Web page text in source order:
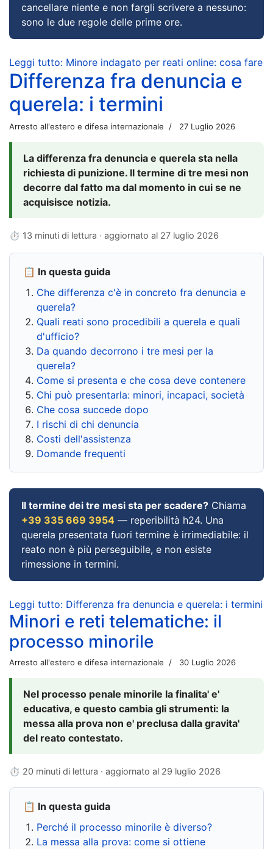
cancellare niente e non fargli scrivere a nessuno:
sono le due regole delle prime ore.
Leggi tutto: Minore indagato per reati online: cosa fare
Differenza fra denuncia e
querela: i termini
Arresto all'estero e difesa internazionale 27 Luglio 2026
La differenza fra denuncia e querela sta nella
richiesta di punizione. Il termine di tre mesi non
decorre dal fatto ma dal momento in cui se ne
acquisisce notizia.
⏱ 13 minuti di lettura · aggiornato al 27 luglio 2026
📋 In questa guida
Che differenza c'è in concreto fra denuncia e
querela?
Quali reati sono procedibili a querela e quali
d'ufficio?
Da quando decorrono i tre mesi per la
querela?
Come si presenta e che cosa deve contenere
Chi può presentarla: minori, incapaci, società
Che cosa succede dopo
I rischi di chi denuncia
Costi dell'assistenza
Domande frequenti
Il termine dei tre mesi sta per scadere? Chiama
+39 335 669 3954 — reperibilità h24. Una
querela presentata fuori termine è irrimediabile: il
reato non è più perseguibile, e non esiste
rimessione in termini.
Leggi tutto: Differenza fra denuncia e querela: i termini
Minori e reti telematiche: il
processo minorile
Arresto all'estero e difesa internazionale 30 Luglio 2026
Nel processo penale minorile la finalita' e'
educativa, e questo cambia gli strumenti: la
messa alla prova non e' preclusa dalla gravita'
del reato contestato.
⏱ 20 minuti di lettura · aggiornato al 29 luglio 2026
📋 In questa guida
Perché il processo minorile è diverso?
La messa alla prova: come si ottiene